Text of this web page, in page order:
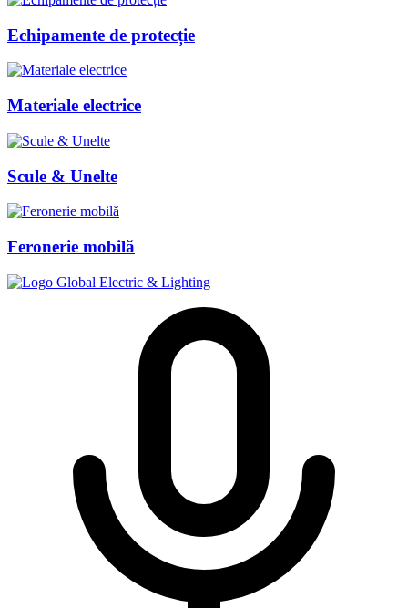
Echipamente de protecție
Materiale electrice
Scule & Unelte
Feronerie mobilă